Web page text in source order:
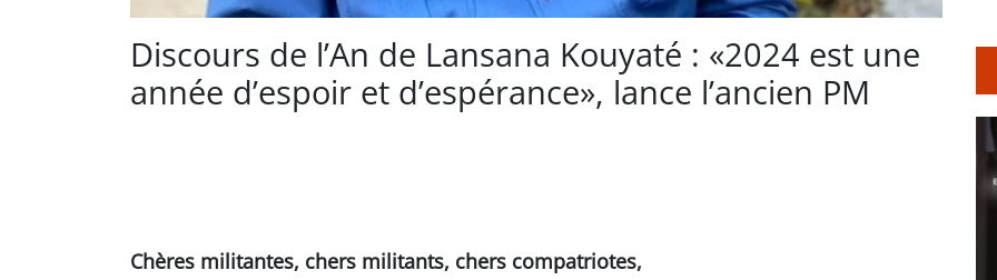
Discours de l’An de Lansana Kouyaté : «2024 est une
année d’espoir et d’espérance», lance l’ancien PM
Chères militantes, chers militants, chers compatriotes,